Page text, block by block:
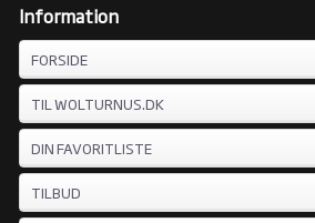
Information
FORSIDE
TIL WOLTURNUS.DK
DIN FAVORITLISTE
TILBUD